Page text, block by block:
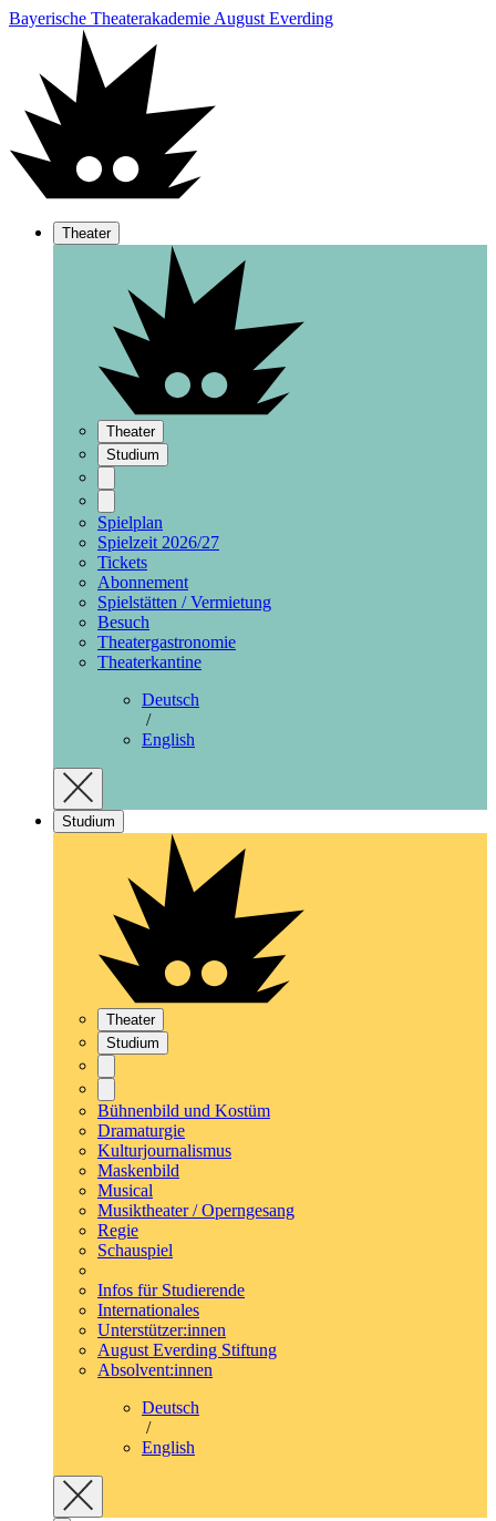
Bayerische Theaterakademie August Everding
Theater
Theater
Studium
Spielplan
Spielzeit 2026/27
Tickets
Abonnement
Spielstätten / Vermietung
Besuch
Theatergastronomie
Theaterkantine
Deutsch
/
English
Studium
Theater
Studium
Bühnenbild und Kostüm
Dramaturgie
Kulturjournalismus
Maskenbild
Musical
Musiktheater / Operngesang
Regie
Schauspiel
Infos für Studierende
Internationales
Unterstützer:innen
August Everding Stiftung
Absolvent:innen
Deutsch
/
English